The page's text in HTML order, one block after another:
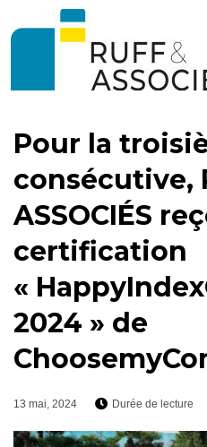
Pour la
consécutive,
ASSOCIÉS
certification
«
2024 » de
13 mai, 2024 Durée de lecture